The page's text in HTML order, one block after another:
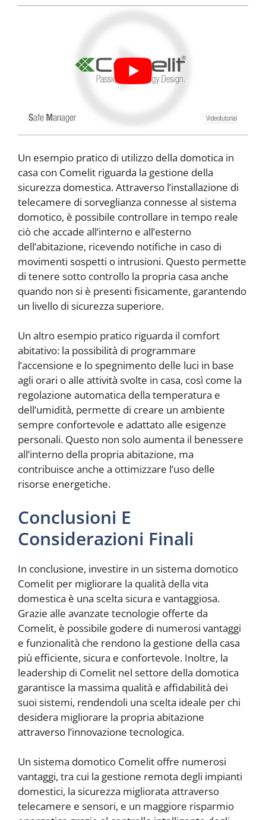
Un esempio pratico di utilizzo della domotica in
casa con Comelit riguarda la gestione della
sicurezza domestica. Attraverso l’installazione di
telecamere di sorveglianza connesse al sistema
domotico, è possibile controllare in tempo reale
ciò che accade all’interno e all’esterno
dell’abitazione, ricevendo notifiche in caso di
movimenti sospetti o intrusioni. Questo permette
di tenere sotto controllo la propria casa anche
quando non si è presenti fisicamente, garantendo
un livello di sicurezza superiore.
Un altro esempio pratico riguarda il comfort
abitativo: la possibilità di programmare
l’accensione e lo spegnimento delle luci in base
agli orari o alle attività svolte in casa, così come la
regolazione automatica della temperatura e
dell’umidità, permette di creare un ambiente
sempre confortevole e adattato alle esigenze
personali. Questo non solo aumenta il benessere
all’interno della propria abitazione, ma
contribuisce anche a ottimizzare l’uso delle
risorse energetiche.
Conclusioni E
Considerazioni Finali
In conclusione, investire in un sistema domotico
Comelit per migliorare la qualità della vita
domestica è una scelta sicura e vantaggiosa.
Grazie alle avanzate tecnologie offerte da
Comelit, è possibile godere di numerosi vantaggi
e funzionalità che rendono la gestione della casa
più efficiente, sicura e confortevole. Inoltre, la
leadership di Comelit nel settore della domotica
garantisce la massima qualità e affidabilità dei
suoi sistemi, rendendoli una scelta ideale per chi
desidera migliorare la propria abitazione
attraverso l’innovazione tecnologica.
Un sistema domotico Comelit offre numerosi
vantaggi, tra cui la gestione remota degli impianti
domestici, la sicurezza migliorata attraverso
telecamere e sensori, e un maggiore risparmio